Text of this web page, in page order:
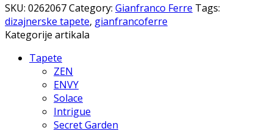
SKU: 0262067Category: Gianfranco Ferre Tags:
dizajnerske tapete, gianfrancoferre
Kategorije artikala
Tapete
ZEN
ENVY
Solace
Intrigue
Secret Garden